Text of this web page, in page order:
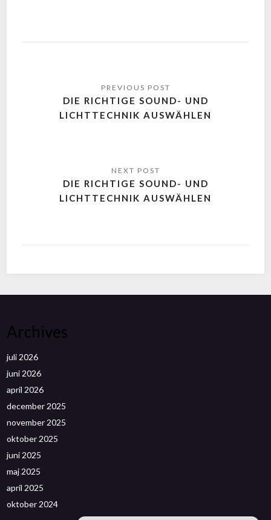
DIE RICHTIGE SOUND- UND
LICHTTECHNIK AUSWÄHLEN
DIE RICHTIGE SOUND- UND
LICHTTECHNIK AUSWÄHLEN
Archives
juli 2026
juni 2026
april 2026
december 2025
november 2025
oktober 2025
juni 2025
maj 2025
april 2025
oktober 2024